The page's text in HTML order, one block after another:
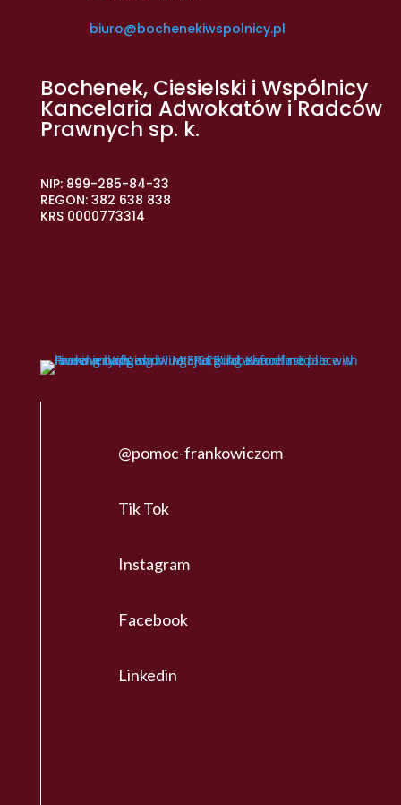
biuro@bochenekiwspolnicy.pl
Bochenek, Ciesielski i Wspólnicy
Kancelaria Adwokatów i Radców
Prawnych sp. k.
NIP: 899-285-84-33
REGON: 382 638 838
KRS 0000773314
@pomoc-frankowiczom
Tik Tok
Instagram
Facebook
Linkedin